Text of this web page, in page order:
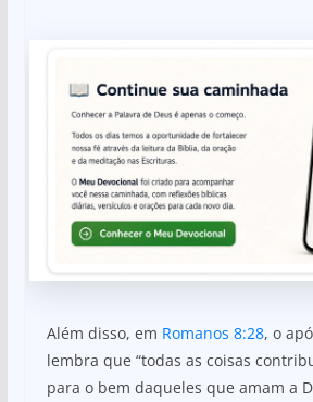
Além disso, em Romanos 8:28, o
lembra que “todas as coisas
para o bem daqueles que amam a